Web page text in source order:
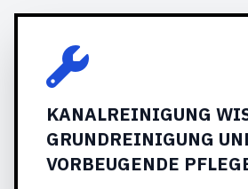
KANALREINIGUNG
GRUNDREINIGUNG
VORBEUGENDE